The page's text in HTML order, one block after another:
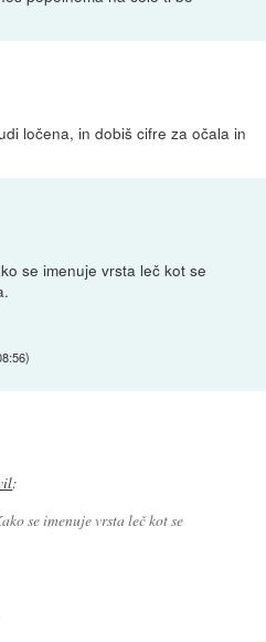
ločena, in dobiš cifre za očala in
se imenuje vrsta leč kot se
)
:
se imenuje vrsta leč kot se